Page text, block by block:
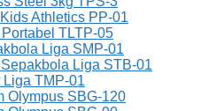
Athletics PP-01
TLTP-05
Liga SMP-01
Liga STB-01
TMP-01
Olympus SBG-120